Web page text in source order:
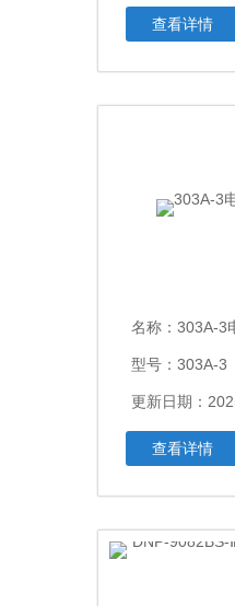
查看详情
名称： 303A-3
型号：303A-3
更新日期：
查看详情